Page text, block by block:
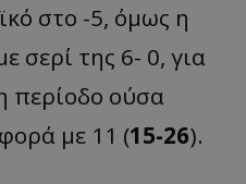
στο -5, όμως η
σερί της 6- 0, για
περίοδο ούσα
με 11 (15-26).